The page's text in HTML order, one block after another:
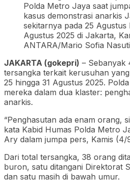
Polda Metro Jaya saat
kasus demonstrasi anarkis
sekitarnya pada 25 Agustus
Agustus 2025 di Jakarta,
ANTARA/Mario Sofia
JAKARTA (gokepri) – Sebanyak
tersangka terkait kerusuhan
25 hingga 31 Agustus 2025.
mereka dalam dua klaster:
anarkis.
“Penghasutan ada enam orang,
kata Kabid Humas Polda Metro
Ary dalam jumpa pers, Kamis (4/
Dari total tersangka, 38 orang
buron, satu ditangani Direktorat
dan satu masih di bawah umur.